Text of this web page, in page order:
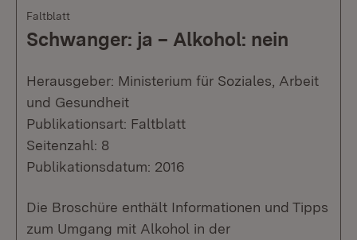
Faltblatt
Schwanger: ja – Alkohol: nein
Herausgeber: Ministerium für Soziales, Arbeit
und Gesundheit
Publikationsart: Faltblatt
Seitenzahl: 8
Publikationsdatum: 2016
Die Broschüre enthält Informationen und Tipps
zum Umgang mit Alkohol in der